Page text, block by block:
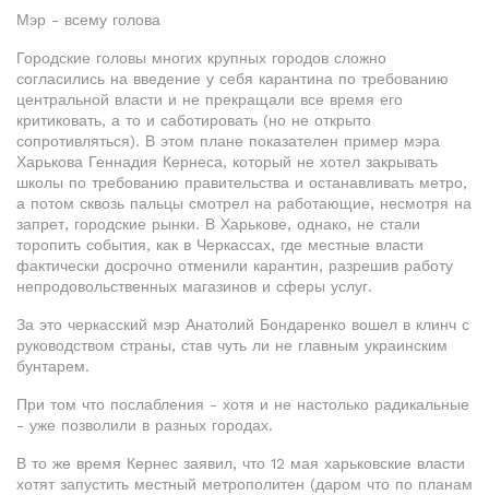
Мэр - всему голова
Городские головы многих крупных городов сложно
согласились на введение у себя карантина по требованию
центральной власти и не прекращали все время его
критиковать, а то и саботировать (но не открыто
сопротивляться). В этом плане показателен пример мэра
Харькова Геннадия Кернеса, который не хотел закрывать
школы по требованию правительства и останавливать метро,
а потом сквозь пальцы смотрел на работающие, несмотря на
запрет, городские рынки. В Харькове, однако, не стали
торопить события, как в Черкассах, где местные власти
фактически досрочно отменили карантин, разрешив работу
непродовольственных магазинов и сферы услуг.
За это черкасский мэр Анатолий Бондаренко вошел в клинч с
руководством страны, став чуть ли не главным украинским
бунтарем.
При том что послабления - хотя и не настолько радикальные
- уже позволили в разных городах.
В то же время Кернес заявил, что 12 мая харьковские власти
хотят запустить местный метрополитен (даром что по планам